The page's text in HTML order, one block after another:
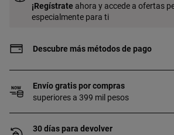
¡Regístrate ahora y accede a ofertas
especialmente para ti
Descubre más métodos de pago
Envío gratis por compras
superiores a 399 mil pesos
30 días para devolver